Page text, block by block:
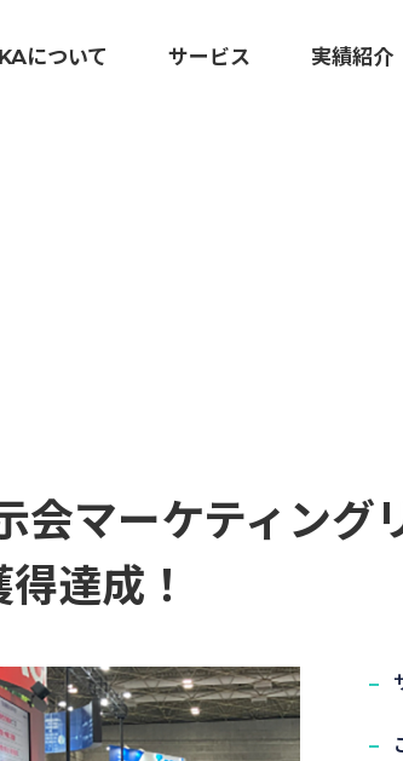
について サービス
クリエイティブ・ツー
実演笑売士・タレ
実績紹介
会マーケティン
達成！